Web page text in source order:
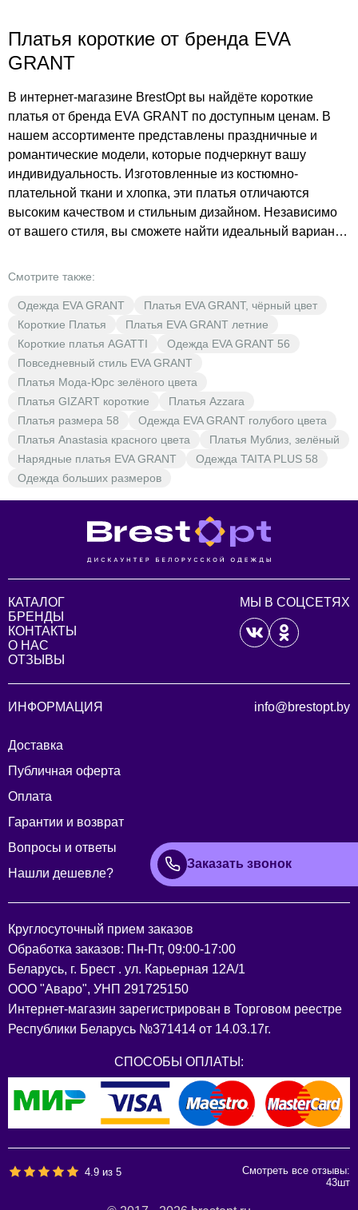
Платья короткие от бренда EVA
GRANT
В интернет-магазине BrestOpt вы найдёте короткие
платья от бренда EVA GRANT по доступным ценам. В
нашем ассортименте представлены праздничные и
романтические модели, которые подчеркнут вашу
индивидуальность. Изготовленные из костюмно-
плательной ткани и хлопка, эти платья отличаются
высоким качеством и стильным дизайном. Независимо
от вашего стиля, вы сможете найти идеальный вариант
выгода начинается здесь!
Смотрите также:
Одежда EVA GRANT
Платья EVA GRANT, чёрный цвет
Короткие Платья
Платья EVA GRANT летние
Короткие платья AGATTI
Одежда EVA GRANT 56
Повседневный стиль EVA GRANT
Платья Мода-Юрс зелёного цвета
Платья GIZART короткие
Платья Azzara
Платья размера 58
Одежда EVA GRANT голубого цвета
Платья Anastasia красного цвета
Платья Мублиз, зелёный
Нарядные платья EVA GRANT
Одежда TAITA PLUS 58
Одежда больших размеров
КАТАЛОГ
БРЕНДЫ
КОНТАКТЫ
О НАС
ОТЗЫВЫ
МЫ В СОЦСЕТЯХ
ИНФОРМАЦИЯ
Доставка
Публичная оферта
Оплата
Гарантии и возврат
Вопросы и ответы
Нашли дешевле?
info@brestopt.by
Заказать звонок
Круглосуточный прием заказов
Обработка заказов: Пн-Пт, 09:00-17:00
Беларусь, г. Брест . ул. Карьерная 12А/1
ООО "Аваро", УНП 291725150
Интернет-магазин зарегистрирован в Торговом реестре
Республики Беларусь №371414 от 14.03.17г.
СПОСОБЫ ОПЛАТЫ:
4.9 из5
Смотреть все отзывы:
43шт